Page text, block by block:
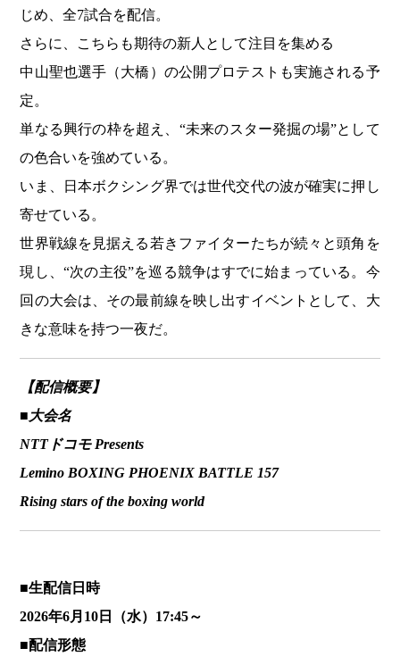
じめ、全7試合を配信。
さらに、こちらも期待の新人として注目を集める
中山聖也選手（大橋）の公開プロテストも実施される予
定。
単なる興行の枠を超え、“未来のスター発掘の場”として
の色合いを強めている。
いま、日本ボクシング界では世代交代の波が確実に押し
寄せている。
世界戦線を見据える若きファイターたちが続々と頭角を
現し、“次の主役”を巡る競争はすでに始まっている。今
回の大会は、その最前線を映し出すイベントとして、大
きな意味を持つ一夜だ。
【配信概要】
■大会名
NTTドコモ Presents
Lemino BOXING PHOENIX BATTLE 157
Rising stars of the boxing world
■生配信日時
2026年6月10日（水）17:45～
■配信形態